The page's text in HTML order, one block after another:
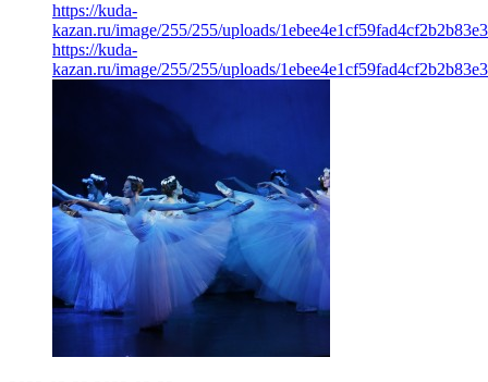
https://kuda-
kazan.ru/image/255/255/uploads/
https://kuda-
kazan.ru/image/255/255/uploads/